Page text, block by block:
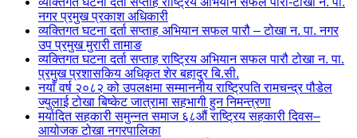
नगर प्रमुख प्रकाश अधिकारी
व्यक्तिगत घटना दर्ता सप्ताह अभियान सफल पारौ – टोखा न. पा. नगर
उप प्रमुख मुरारी तामाङ
व्यक्तिगत घटना दर्ता सप्ताह राष्ट्रिय अभियान सफल पारौ टोखा न. पा.
प्रमुख प्रशासकिय अधिकृत शेर बहादुर बि.सी.
नयाँ वर्ष २०८२ को उपलक्षमा सम्माननीय राष्ट्रिपति रामचन्द्र पौडेल
ज्युलाई टोखा बिष्केट जात्रामा सहभागी हुन निमन्त्रणा
मर्यादित सहकारी समुन्नत समाज ६८औं राष्ट्रिय सहकारी दिवस–
आयोजक टोखा नगरपालिका